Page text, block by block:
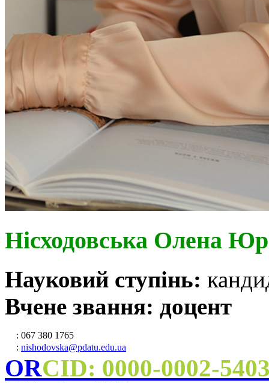
Нісходовська Олена
Науковий ступінь:
Вчене звання: доцент
: 067 380 1765
: nishodovska@pdatu.edu.ua
ORCID: 0000-0002-